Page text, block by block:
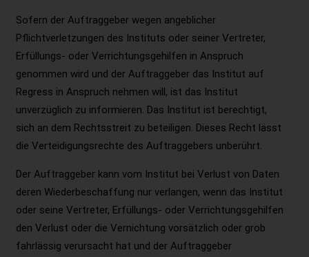
Sofern der Auftraggeber wegen angeblicher
Pflichtverletzungen des Instituts oder seiner Vertreter,
Erfüllungs- oder Verrichtungsgehilfen in Anspruch
genommen wird und der Auftraggeber das Institut auf
Regress in Anspruch nehmen will, ist das Institut
unverzüglich zu informieren. Das Institut ist berechtigt,
sich an dem Rechtsstreit zu beteiligen. Dieses Recht lässt
die Verteidigungsrechte des Auftraggebers unberührt.
Der Auftraggeber kann vom Institut bei Verlust von Daten
deren Wiederbeschaffung nur verlangen, wenn das Institut
oder seine Vertreter, Erfüllungs- oder Verrichtungsgehilfen
den Verlust oder die Vernichtung vorsätzlich oder grob
fahrlässig verursacht hat und der Auftraggeber